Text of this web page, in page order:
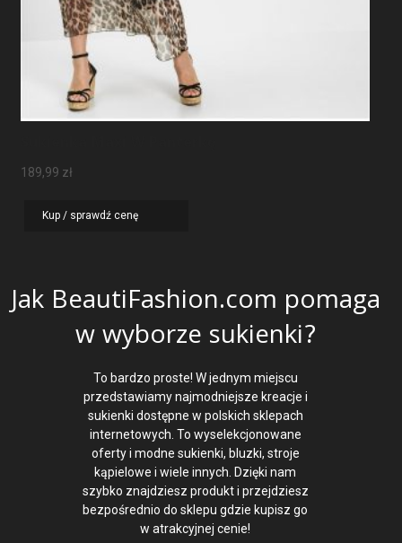
189,99 zł
Kup / sprawdź cenę
Jak BeautiFashion.com pomaga
w wyborze sukienki?
To bardzo proste! W jednym miejscu
przedstawiamy najmodniejsze kreacje i
sukienki dostępne w polskich sklepach
internetowych. To wyselekcjonowane
oferty i modne sukienki, bluzki, stroje
kąpielowe i wiele innych. Dzięki nam
szybko znajdziesz produkt i przejdziesz
bezpośrednio do sklepu gdzie kupisz go
w atrakcyjnej cenie!